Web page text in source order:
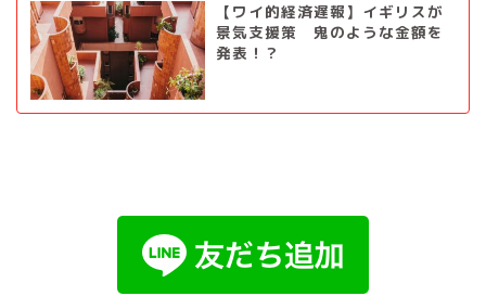
【ワイ的経済遅報】イギリスが
景気支援策 鬼のような金額を
発表！？